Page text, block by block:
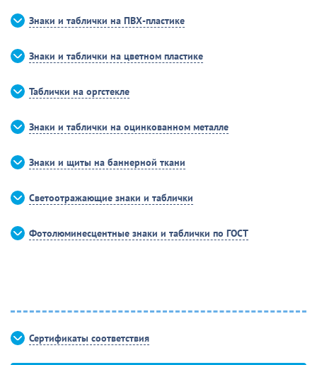
Знаки и таблички на ПВХ-пластике
Знаки и таблички на цветном пластике
Таблички на оргстекле
Знаки и таблички на оцинкованном металле
Знаки и щиты на баннерной ткани
Светоотражающие знаки и таблички
Фотолюминесцентные знаки и таблички по ГОСТ
Сертификаты соответствия